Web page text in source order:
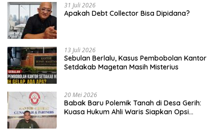
31 Juli 2026
Apakah Debt Collector Bisa Dipidana?
13 Juli 2026
Sebulan Berlalu, Kasus Pembobolan Kantor
Setdakab Magetan Masih Misterius
20 Mei 2026
Babak Baru Polemik Tanah di Desa Gerih:
Kuasa Hukum Ahli Waris Siapkan Opsi